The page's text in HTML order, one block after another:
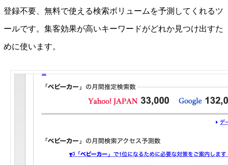
登録不要、無料で使える検索ボリュームを予測してくれるツ
ールです。集客効果が高いキーワードがどれか見つけ出すた
めに使います。